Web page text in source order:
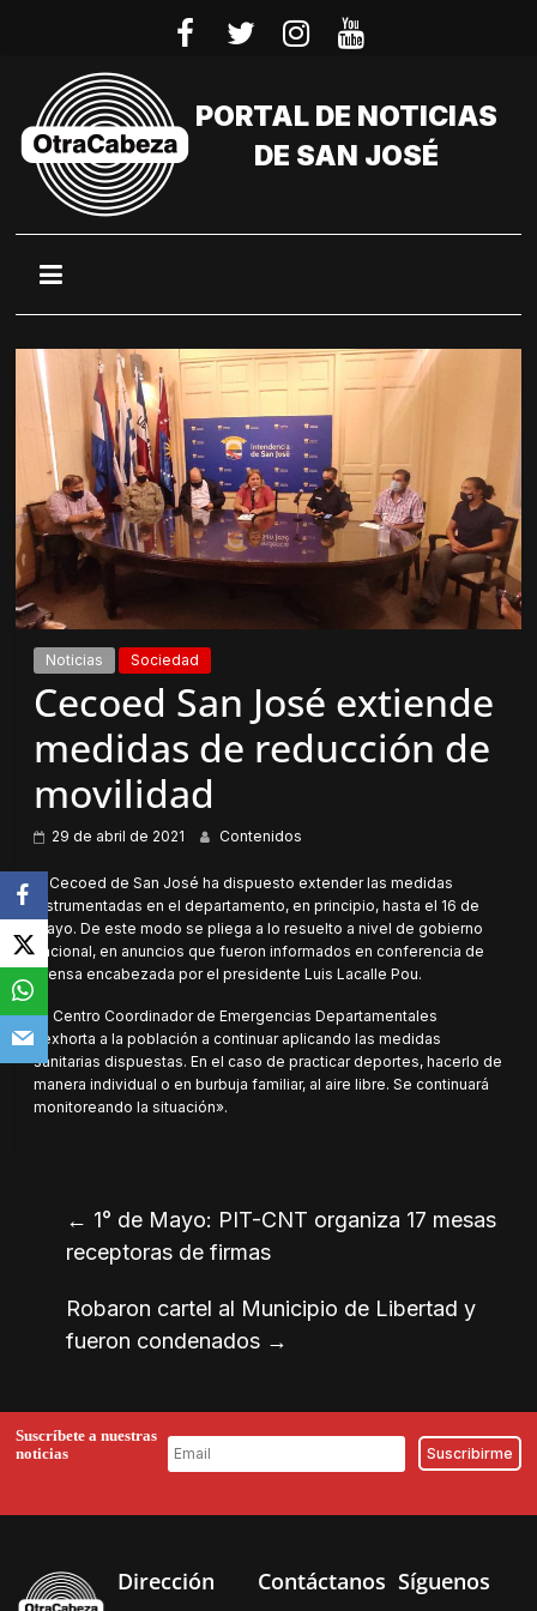
PORTAL DE NOTICIAS
DE SAN JOSÉ
Noticias Sociedad
Cecoed San José extiende
medidas de reducción de
movilidad
29 de abril de 2021 Contenidos
El Cecoed de San José ha dispuesto extender las medidas
instrumentadas en el departamento, en principio, hasta el 16 de
mayo. De este modo se pliega a lo resuelto a nivel de gobierno
nacional, en anuncios que fueron informados en conferencia de
prensa encabezada por el presidente Luis Lacalle Pou.
El Centro Coordinador de Emergencias Departamentales
«exhorta a la población a continuar aplicando las medidas
sanitarias dispuestas. En el caso de practicar deportes, hacerlo de
manera individual o en burbuja familiar, al aire libre. Se continuará
monitoreando la situación».
← 1° de Mayo: PIT-CNT organiza 17 mesas
receptoras de firmas
Robaron cartel al Municipio de Libertad y
fueron condenados →
Suscríbete a nuestras
noticias
Dirección Contáctanos Síguenos